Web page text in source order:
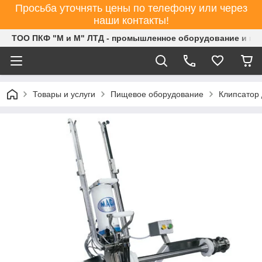
Просьба уточнять цены по телефону или через
наши контакты!
ТОО ПКФ "М и М" ЛТД - промышленное оборудование и
Товары и услуги Пищевое оборудование